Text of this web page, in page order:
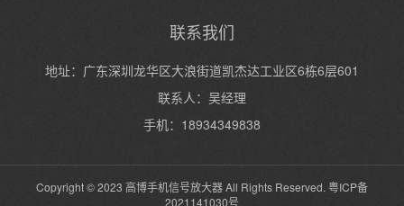
联系我们
地址：广东深圳龙华区大浪街道凯杰达工业区6栋6层601
联系人：吴经理
手机：18934349838
Copyright © 2023 高博手机信号放大器 All Rights Reserved. 粤ICP备
2021141030号